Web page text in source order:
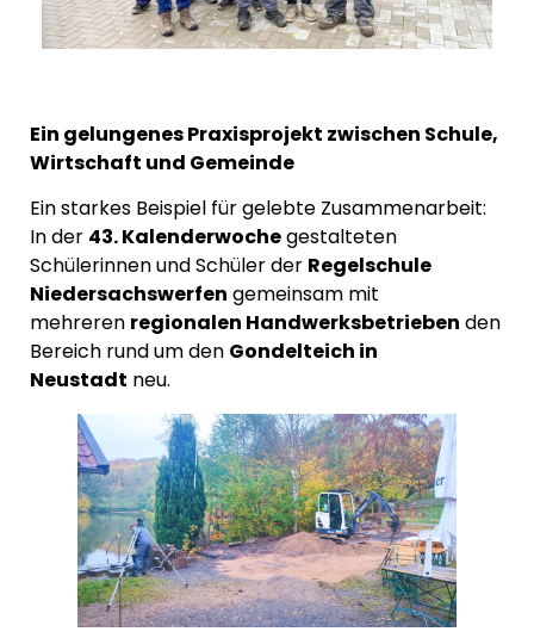
Ein gelungenes Praxisprojekt zwischen Schule,
Wirtschaft und Gemeinde
Ein starkes Beispiel für gelebte Zusammenarbeit:
In der 43. Kalenderwochegestalteten
Schülerinnen und Schüler der Regelschule
Niedersachswerfen gemeinsam mit
mehreren regionalen Handwerksbetrieben den
Bereich rund um den Gondelteich in
Neustadt neu.